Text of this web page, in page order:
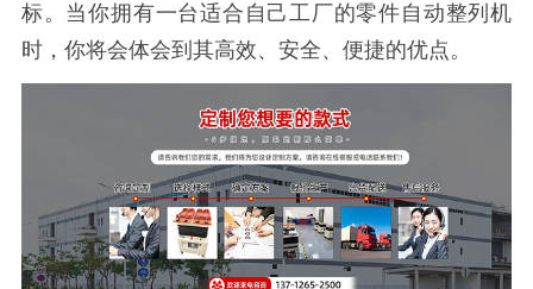
标。当你拥有一台适合自己工厂的零件自动整列机
时，你将会体会到其高效、安全、便捷的优点。